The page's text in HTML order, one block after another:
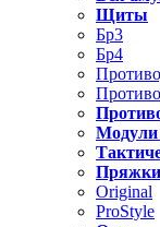
Щиты
Бр3
Бр4
Модули
Original
ProStyle